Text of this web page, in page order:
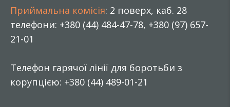
Приймальна комісія: 2 поверх, каб. 28
телефони: +380 (44) 484-47-78, +380 (97) 657-
21-01
Телефон гарячої лінії для боротьби з
корупцією: +380 (44) 489-01-21